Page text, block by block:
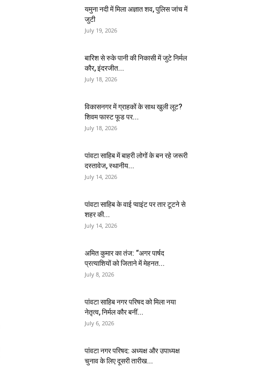
यमुना नदी में मिला अज्ञात शव, पुलिस जांच में
जुटी
July 19, 2026
बारिश से रुके पानी की निकासी में जुटे निर्मल
कौर, इंदरजीत...
July 18, 2026
विकासनगर में ग्राहकों के साथ खुली लूट?
शिवम फास्ट फूड पर...
July 18, 2026
पांवटा साहिब में बाहरी लोगों के बन रहे जरूरी
दस्तावेज, स्थानीय...
July 14, 2026
पांवटा साहिब के वाई प्वाइंट पर तार टूटने से
शहर की...
July 14, 2026
अमित कुमार का तंज: “अगर पार्षद
प्रत्याशियों को जिताने में मेहनत...
July 8, 2026
पांवटा साहिब नगर परिषद को मिला नया
नेतृत्व, निर्मल कौर बनीं...
July 6, 2026
पांवटा नगर परिषद: अध्यक्ष और उपाध्यक्ष
चुनाव के लिए दूसरी तारीख...